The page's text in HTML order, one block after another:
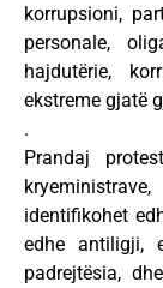
korrupsioni,
personale,
hajdutërie,
ekstreme gjatë
.
Prandaj
identifikohet
edhe antiligji,
padrejtësia,